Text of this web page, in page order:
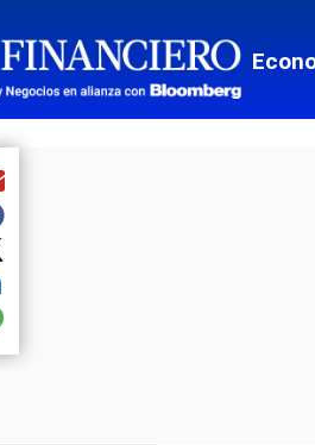
el artículo actual mediante Email
el artículo actual mediante
el artículo actual mediante
el artículo actual mediante
el artículo actual mediante